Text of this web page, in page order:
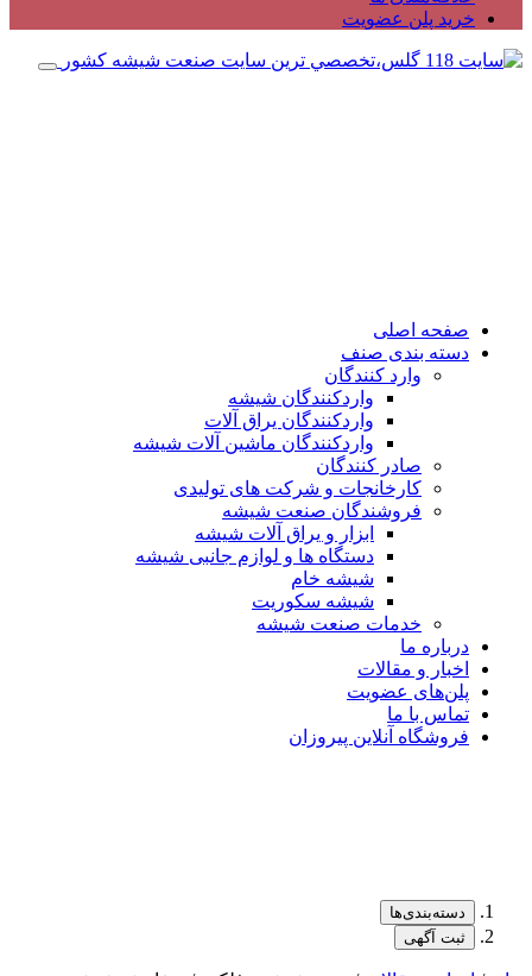
خرید پلن عضویت
صفحه اصلی
دسته بندی صنف
وارد کنندگان
واردکنندگان شیشه
واردکنندگان یراق آلات
واردکنندگان ماشین آلات شیشه
صادر کنندگان
کارخانجات و شرکت های تولیدی
فروشندگان صنعت شیشه
ابزار و یراق آلات شیشه
دستگاه ها و لوازم جانبی شیشه
شیشه خام
شیشه سکوریت
خدمات صنعت شیشه
درباره ما
اخبار و مقالات
پلن‌های عضویت
تماس با ما
فروشگاه آنلاین پیروزان
دسته‌بندی‌ها
ثبت آگهی